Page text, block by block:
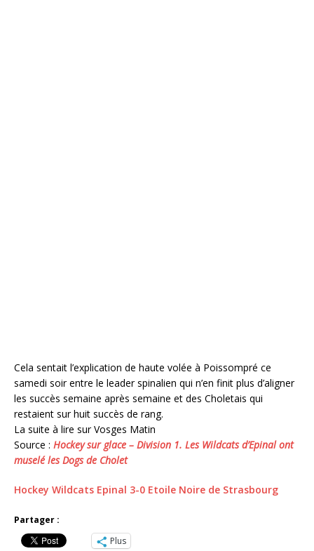
Cela sentait l’explication de haute volée à Poissompré ce
samedi soir entre le leader spinalien qui n’en finit plus d’aligner
les succès semaine après semaine et des Choletais qui
restaient sur huit succès de rang.
La suite à lire sur Vosges Matin
Source : Hockey sur glace – Division 1. Les Wildcats d’Epinal ont
muselé les Dogs de Cholet
Hockey Wildcats Epinal 3-0 Etoile Noire de Strasbourg
Partager :
Plus